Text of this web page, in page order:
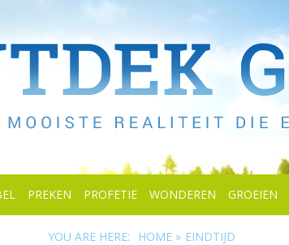
PREKEN PROFETIE WONDEREN GROEIEN
YOU ARE HERE: HOME » EINDTIJD